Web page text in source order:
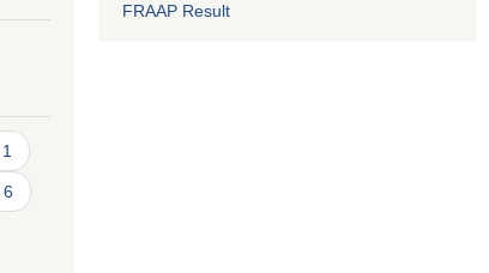
1
6
FRAAP Result